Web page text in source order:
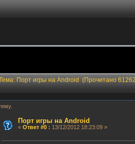
Порт игры на Android (Прочитано
Порт игры на Android
« Ответ #0: 13/12/2012 18:23:09 »